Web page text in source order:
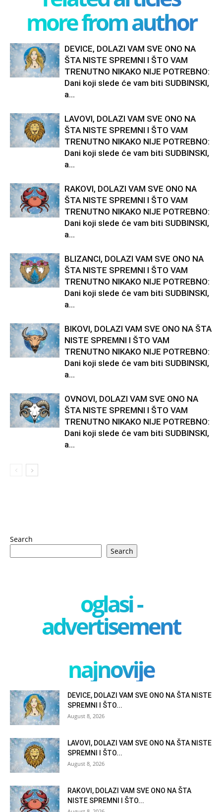
more from author
DEVICE, DOLAZI VAM SVE ONO NA
ŠTA NISTE SPREMNI I ŠTO VAM
TRENUTNO NIKAKO NIJE POTREBNO:
Dani koji slede će vam biti SUDBINSKI,
a...
LAVOVI, DOLAZI VAM SVE ONO NA
ŠTA NISTE SPREMNI I ŠTO VAM
TRENUTNO NIKAKO NIJE POTREBNO:
Dani koji slede će vam biti SUDBINSKI,
a...
RAKOVI, DOLAZI VAM SVE ONO NA
ŠTA NISTE SPREMNI I ŠTO VAM
TRENUTNO NIKAKO NIJE POTREBNO:
Dani koji slede će vam biti SUDBINSKI,
a...
BLIZANCI, DOLAZI VAM SVE ONO NA
ŠTA NISTE SPREMNI I ŠTO VAM
TRENUTNO NIKAKO NIJE POTREBNO:
Dani koji slede će vam biti SUDBINSKI,
a...
BIKOVI, DOLAZI VAM SVE ONO NA ŠTA
NISTE SPREMNI I ŠTO VAM
TRENUTNO NIKAKO NIJE POTREBNO:
Dani koji slede će vam biti SUDBINSKI,
a...
OVNOVI, DOLAZI VAM SVE ONO NA
ŠTA NISTE SPREMNI I ŠTO VAM
TRENUTNO NIKAKO NIJE POTREBNO:
Dani koji slede će vam biti SUDBINSKI,
a...
Search
Search
oglasi -
advertisement
najnovije
DEVICE, DOLAZI VAM SVE ONO NA ŠTA NISTE
SPREMNI I ŠTO...
August 8, 2026
LAVOVI, DOLAZI VAM SVE ONO NA ŠTA NISTE
SPREMNI I ŠTO...
August 8, 2026
RAKOVI, DOLAZI VAM SVE ONO NA ŠTA
NISTE SPREMNI I ŠTO...